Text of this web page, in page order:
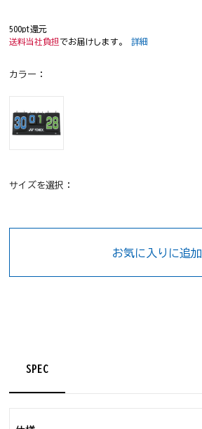
500pt還元
送料当社負担 でお届けします。詳細
カラー：
サイズを選択：
お気に入りに追加
SPEC